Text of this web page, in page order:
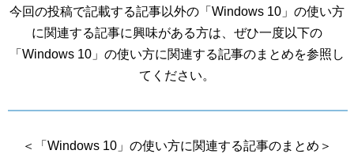
今回の投稿で記載する記事以外の「Windows 10」の使い方
に関連する記事に興味がある方は、ぜひ一度以下の
「Windows 10」の使い方に関連する記事のまとめを参照し
てください。
＜「Windows 10」の使い方に関連する記事のまとめ＞